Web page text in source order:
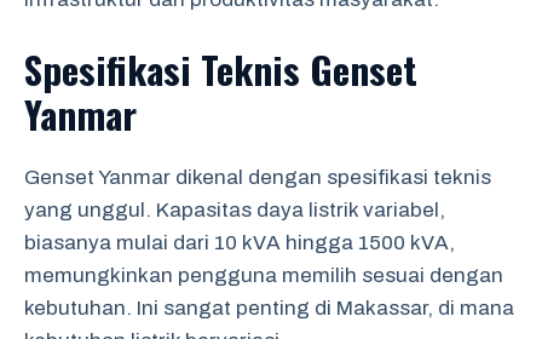
Spesifikasi Teknis Genset
Yanmar
Genset Yanmar dikenal dengan spesifikasi teknis
yang unggul. Kapasitas daya listrik variabel,
biasanya mulai dari 10 kVA hingga 1500 kVA,
memungkinkan pengguna memilih sesuai dengan
kebutuhan. Ini sangat penting di Makassar, di mana